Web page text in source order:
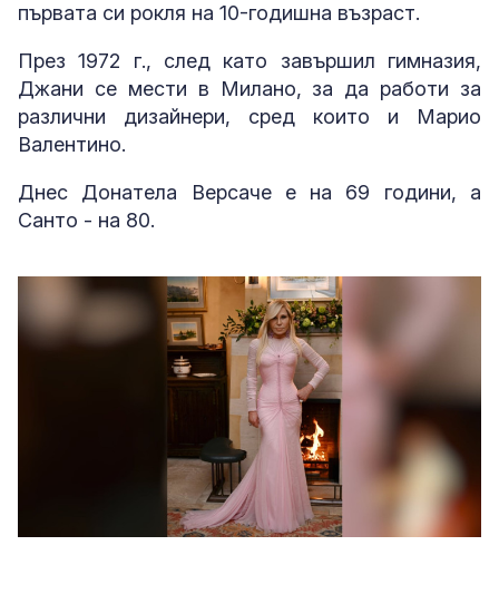
първата си рокля на 10-годишна възраст.
През 1972 г., след като завършил гимназия,
Джани се мести в Милано, за да работи за
различни дизайнери, сред които и Марио
Валентино.
Днес Донатела Версаче е на 69 години, а
Санто - на 80.